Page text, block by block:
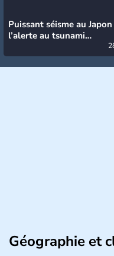
Puissant séisme au Japon
l’alerte au tsunami
Géographie et